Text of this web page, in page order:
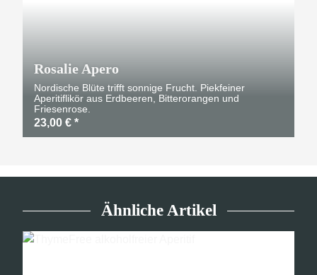
Rosalie Apero
Nordische Blüte trifft sonnige Frucht. Piekfeiner
Aperitiflikör aus Erdbeeren, Bitterorangen und
Friesenrose.
23,00 € *
Ähnliche Artikel